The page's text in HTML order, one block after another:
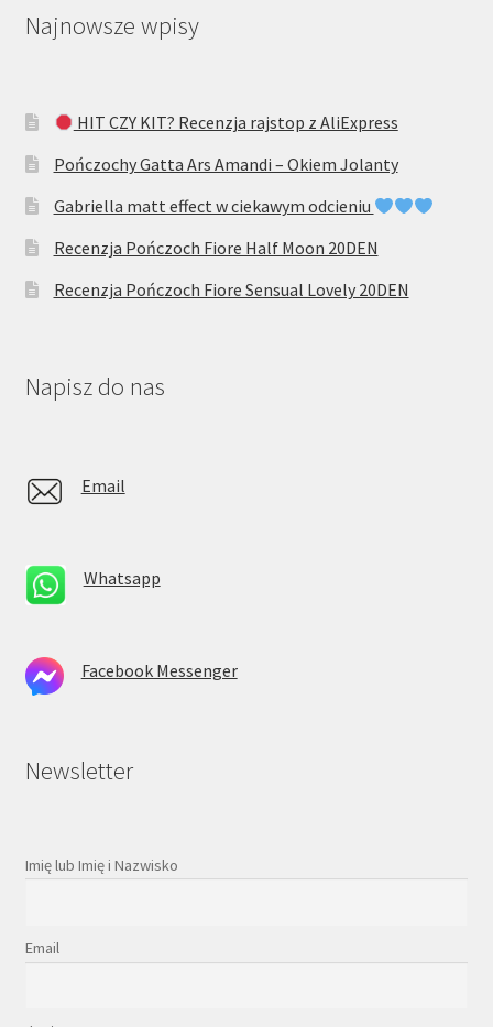
Najnowsze wpisy
HIT CZY KIT? Recenzja rajstop z AliExpress
Pończochy Gatta Ars Amandi – Okiem Jolanty
Gabriella matt effect w ciekawym odcieniu
Recenzja Pończoch Fiore Half Moon 20DEN
Recenzja Pończoch Fiore Sensual Lovely 20DEN
Napisz do nas
Email
Whatsapp
Facebook Messenger
Newsletter
Imię lub Imię i Nazwisko
Email